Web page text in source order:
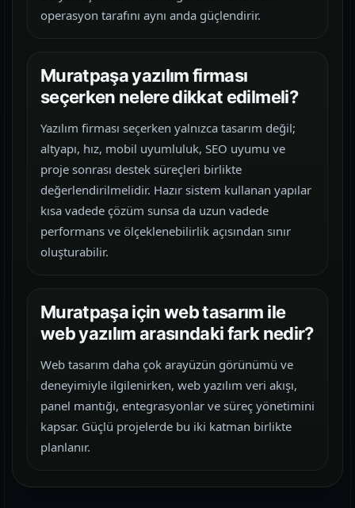
operasyon tarafını aynı anda güçlendirir.
Muratpaşa yazılım firması
seçerken nelere dikkat edilmeli?
Yazılım firması seçerken yalnızca tasarım değil;
altyapı, hız, mobil uyumluluk, SEO uyumu ve
proje sonrası destek süreçleri birlikte
değerlendirilmelidir. Hazır sistem kullanan yapılar
kısa vadede çözüm sunsa da uzun vadede
performans ve ölçeklenebilirlik açısından sınır
oluşturabilir.
Muratpaşa için web tasarım ile
web yazılım arasındaki fark nedir?
Web tasarım daha çok arayüzün görünümü ve
deneyimiyle ilgilenirken, web yazılım veri akışı,
panel mantığı, entegrasyonlar ve süreç yönetimini
kapsar. Güçlü projelerde bu iki katman birlikte
planlanır.